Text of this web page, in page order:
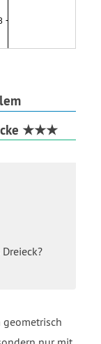
★★★
geometrisch